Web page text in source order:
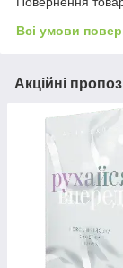
Всі умови
Акційні